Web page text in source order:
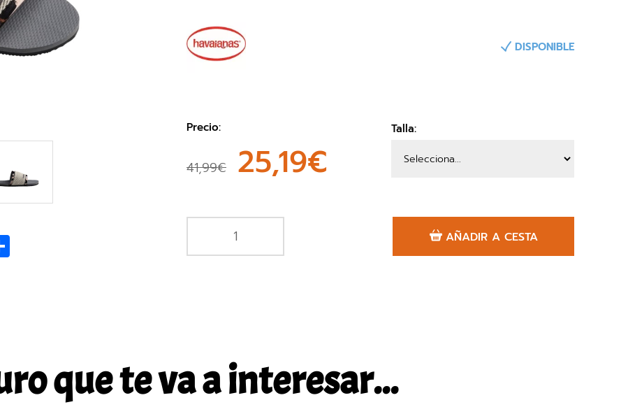
DISPONIBLE
Precio:
41,99€ 25,19€
Talla:
AÑADIR A CESTA
que te va a interesar...